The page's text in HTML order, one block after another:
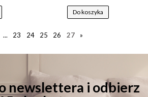
Do koszyka
... 23 24 25 26 27 »
newslettera i odbierz